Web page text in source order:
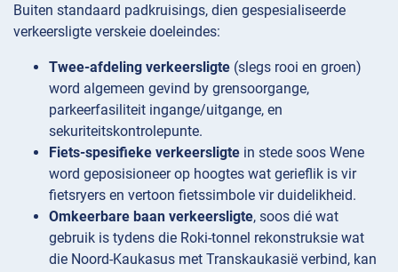
Buiten standaard padkruisings, dien gespesialiseerde
verkeersligte verskeie doeleindes:
Twee-afdeling verkeersligte (slegs rooi en groen)
word algemeen gevind by grensoorgange,
parkeerfasiliteit ingange/uitgange, en
sekuriteitskontrolepunte.
Fiets-spesifieke verkeersligte in stede soos Wene
word geposisioneer op hoogtes wat gerieflik is vir
fietsryers en vertoon fietssimbole vir duidelikheid.
Omkeerbare baan verkeersligte, soos dié wat
gebruik is tydens die Roki-tonnel rekonstruksie wat
die Noord-Kaukasus met Transkaukasië verbind, kan